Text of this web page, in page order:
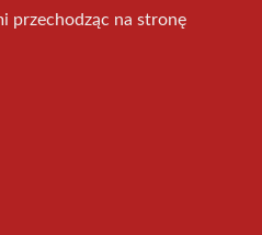
przechodząc na stronę